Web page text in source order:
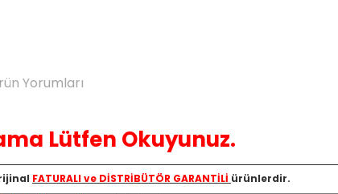
Yorumları
Lütfen Okuyunuz.
FATURALI ve DİSTRİBÜTÖR GARANTİLİ ürünlerdir.